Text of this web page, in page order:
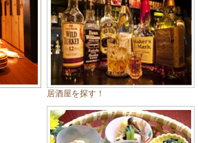
居酒屋を探す！